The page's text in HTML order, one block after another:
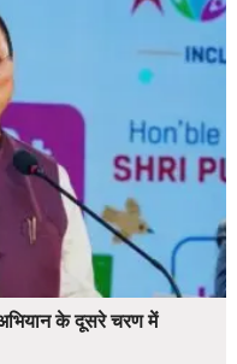
के दूसरे चरण में